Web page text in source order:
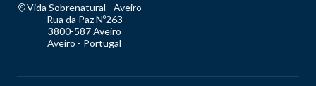
Vida Sobrenatural - Aveiro
Rua da Paz Nº263
3800-587 Aveiro
Aveiro - Portugal